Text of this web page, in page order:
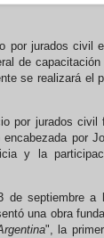
por jurados civil
de
se realizará el
por jurados civil
por
y la
de septiembre
una obra
", la